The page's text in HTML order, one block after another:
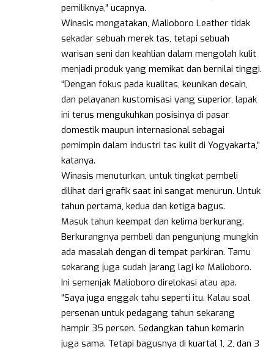
pemiliknya,” ucapnya.
Winasis mengatakan, Malioboro Leather tidak
sekadar sebuah merek tas, tetapi sebuah
warisan seni dan keahlian dalam mengolah kulit
menjadi produk yang memikat dan bernilai tinggi.
“Dengan fokus pada kualitas, keunikan desain,
dan pelayanan kustomisasi yang superior, lapak
ini terus mengukuhkan posisinya di pasar
domestik maupun internasional sebagai
pemimpin dalam industri tas kulit di Yogyakarta,”
katanya.
Winasis menuturkan, untuk tingkat pembeli
dilihat dari grafik saat ini sangat menurun. Untuk
tahun pertama, kedua dan ketiga bagus.
Masuk tahun keempat dan kelima berkurang.
Berkurangnya pembeli dan pengunjung mungkin
ada masalah dengan di tempat parkiran. Tamu
sekarang juga sudah jarang lagi ke Malioboro.
Ini semenjak Malioboro direlokasi atau apa.
“Saya juga enggak tahu seperti itu. Kalau soal
persenan untuk pedagang tahun sekarang
hampir 35 persen. Sedangkan tahun kemarin
juga sama. Tetapi bagusnya di kuartal 1, 2, dan 3